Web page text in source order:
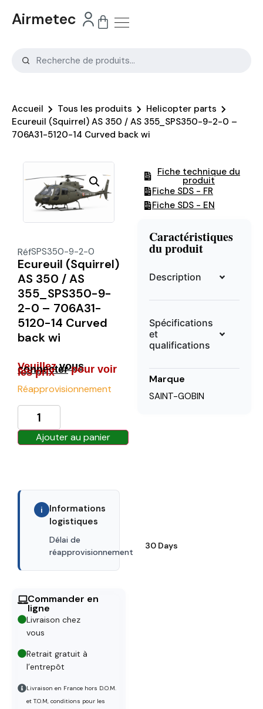
Airmetec
Accueil Tous les produits
Helicopter parts
Ecureuil (Squirrel) AS 350 / AS 355_SPS350-9-2-0 –
706A31-5120-14 Curved back wi
RéfSPS350-9-2-0
Ecureuil (Squirrel)
AS 350 / AS
355_SPS350-9-
2-0 – 706A31-
5120-14 Curved
back wi
Veuillezvous
connecterpour voir
les prix
Réapprovisionnement
Ajouter au panier
i
Informations
logistiques
Délai de
réapprovisionnement
30 Days
Commander en
ligne
Livraison chez
vous
Retrait gratuit à
l’entrepôt
Livraison en France hors D.O.M.
et T.O.M, conditions pour les
Fiche technique du
produit
Fiche SDS - FR
Fiche SDS - EN
Caractéristiques
du produit
Description
Spécifications
et
qualifications
Marque
SAINT-GOBIN